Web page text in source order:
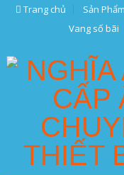
Trang chủ Sản Phẩm
Vang số bãi